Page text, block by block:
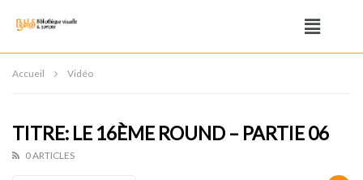
Accueil Vidéo
TITRE: LE 16ÈME ROUND – PARTIE 06
0 ARTICLES